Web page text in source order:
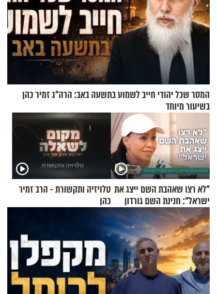
המסר שכל יהודי חייב לשמוע בתשעה באב: הרה"ג זמיר כהן
בשיעור מיוחד
"לא רצו שאהבת השם ייצג את
ישראל": חנינת השם גורדון
בריאיון מעורר השראה
טלויזיה ותקשורת - הרב זמיר
כהן